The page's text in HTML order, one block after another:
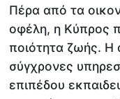
Πέρα από τα
οφέλη, η Κύπρος
ποιότητα ζωής. Η
σύγχρονες
επιπέδου